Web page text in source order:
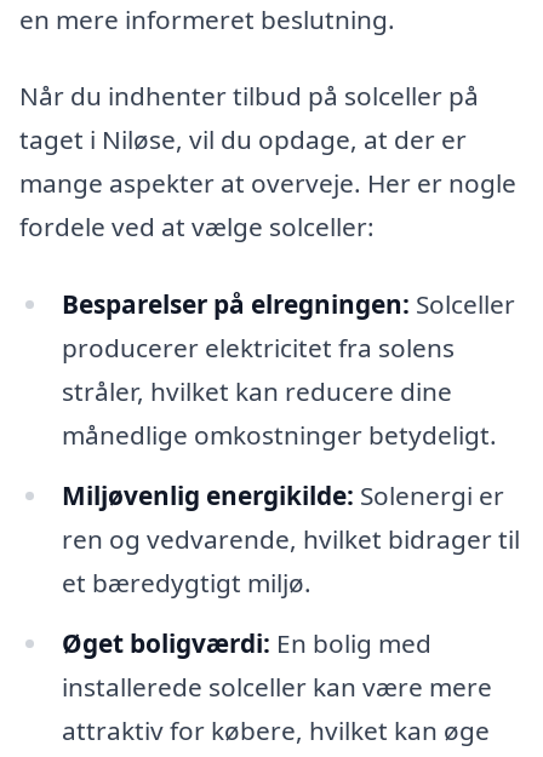
en mere informeret beslutning.
Når du indhenter tilbud på solceller på
taget i Niløse, vil du opdage, at der er
mange aspekter at overveje. Her er nogle
fordele ved at vælge solceller:
Besparelser på elregningen: Solceller
producerer elektricitet fra solens
stråler, hvilket kan reducere dine
månedlige omkostninger betydeligt.
Miljøvenlig energikilde: Solenergi er
ren og vedvarende, hvilket bidrager til
et bæredygtigt miljø.
Øget boligværdi: En bolig med
installerede solceller kan være mere
attraktiv for købere, hvilket kan øge